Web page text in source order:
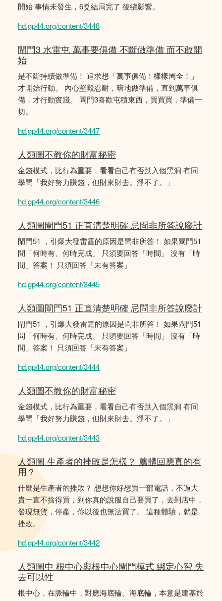
開始 事情未發生，6爻結局完了 後續影響。
hd.gp44.org/content/3448
閘門3 水雷屯 萬事要俱備 不斷做準備 而不敢開
始
是不斷持續做準備！ 追求想「萬事俱備！樣樣周全！」
才開始行動。 內心堅毅忍耐，暗地做準備，直到萬事俱
備，才行動實踐。 閘門3喜歡屯積東西，買買買，準備一
切。
hd.gp44.org/content/3447
人類圖不教你的財富秘密
金錢模式，比行為重要，看看自己有否跌入個黑洞 有同
學問「我好努力賺錢，但財來財去。淨不了。」
hd.gp44.org/content/3446
人類圖閘門51 正直清楚明確 忌問非所答說廢計
閘門51 ，引爆大發雷霆的原因是問非所答！ 如果閘門51
問「何時有、何時完成」 只須要回答「時間」 沒有「時
間」答案！ 只須回答「未有答案」
hd.gp44.org/content/3445
人類圖閘門51 正直清楚明確 忌問非所答說廢計
閘門51 ，引爆大發雷霆的原因是問非所答！ 如果閘門51
問「何時有、何時完成」 只須要回答「時間」 沒有「時
間」答案！ 只須回答「未有答案」
hd.gp44.org/content/3444
人類圖不教你的財富秘密
金錢模式，比行為重要，看看自己有否跌入個黑洞 有同
學問「我好努力賺錢，但財來財去。淨不了。」
hd.gp44.org/content/3443
人類圖 生產者的挫敗是怎樣？ 薦體回應真的有
用？
什麼是生產者的挫敗？ 想想你好想買一部電話，不過大
貴一直不捨得買，到你真的說服自己要買了，去到店中，
發現無貨，停產，你以後也無法買了。 這種體驗，就是
挫敗。
hd.gp44.org/content/3442
人類圖中 根中心與根中心閘門模式 綁定心智 失
去可以性
根中心，在脈輪中，對應海底輪。海底輪，本意是建基於